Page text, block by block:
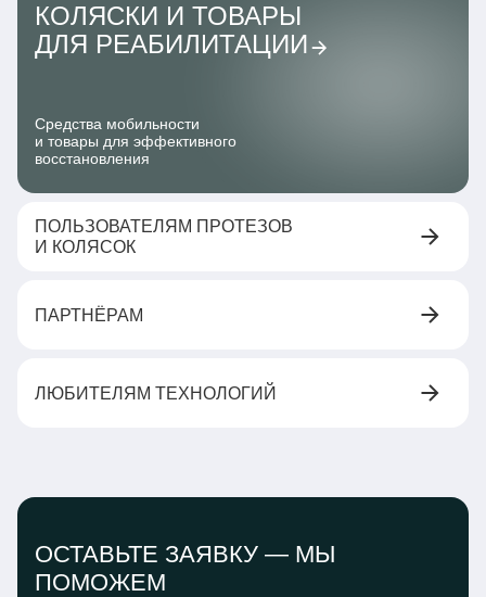
КОЛЯСКИ И ТОВАРЫ
ДЛЯ РЕАБИЛИТАЦИИ
Средства мобильности
и товары для эффективного
восстановления
ПОЛЬЗОВАТЕЛЯМ ПРОТЕЗОВ
И КОЛЯСОК
ПАРТНЁРАМ
ЛЮБИТЕЛЯМ ТЕХНОЛОГИЙ
ОСТАВЬТЕ ЗАЯВКУ — МЫ
ПОМОЖЕМ